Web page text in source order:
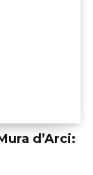
d’Arci: